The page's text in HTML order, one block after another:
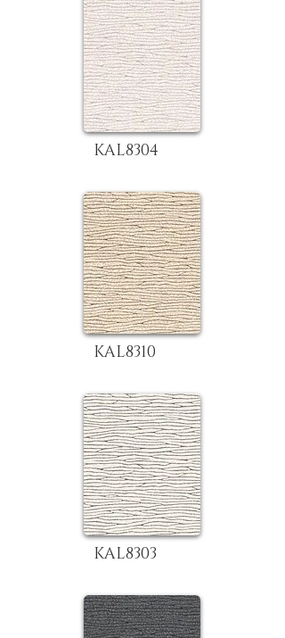
KAL8304
KAL8310
KAL8303